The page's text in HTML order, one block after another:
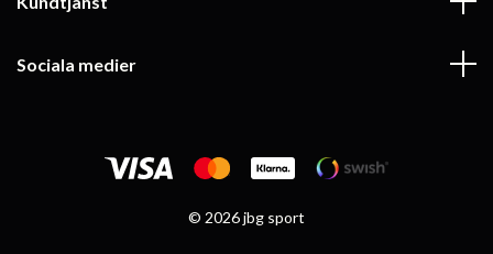
Sociala medier
© 2026 jbg sport